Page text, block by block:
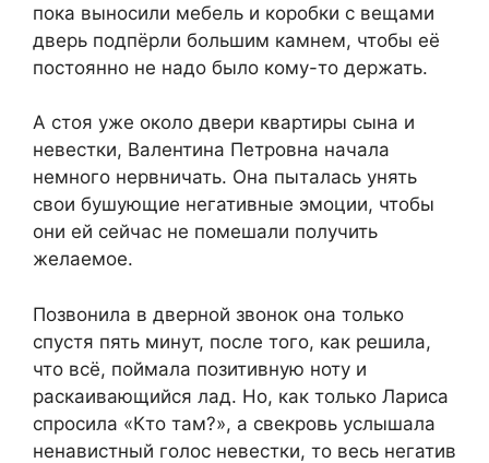
пока выносили мебель и коробки с вещами
дверь подпёрли большим камнем, чтобы её
постоянно не надо было кому-то держать.
А стоя уже около двери квартиры сына и
невестки, Валентина Петровна начала
немного нервничать. Она пыталась унять
свои бушующие негативные эмоции, чтобы
они ей сейчас не помешали получить
желаемое.
Позвонила в дверной звонок она только
спустя пять минут, после того, как решила,
что всё, поймала позитивную ноту и
раскаивающийся лад. Но, как только Лариса
спросила «Кто там?», а свекровь услышала
ненавистный голос невестки, то весь негатив